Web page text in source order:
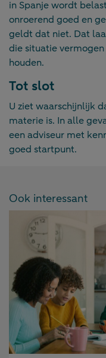
in Spanje wordt
onroerend goed en
geldt dat niet. Dat
die situatie
houden.
Tot slot
U ziet waarschijnlijk
materie is. In alle
een adviseur met
goed startpunt.
Ook interessant